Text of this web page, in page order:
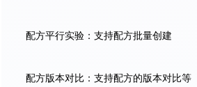
配方平行实验：支持配方批量创建
配方版本对比：支持配方的版本对比等